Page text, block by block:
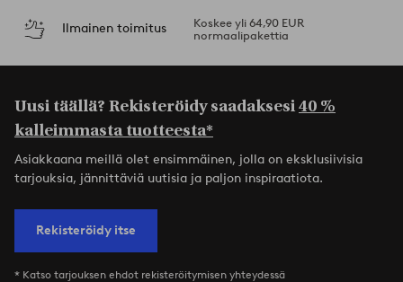
Ilmainen toimitus
Koskee yli 64,90 EUR
normaalipakettia
Uusi täällä? Rekisteröidy saadaksesi40 %
kalleimmasta tuotteesta*
Asiakkaana meillä olet ensimmäinen, jolla on eksklusiivisia
tarjouksia, jännittäviä uutisia ja paljon inspiraatiota.
Rekisteröidy itse
* Katso tarjouksen ehdot rekisteröitymisen yhteydessä